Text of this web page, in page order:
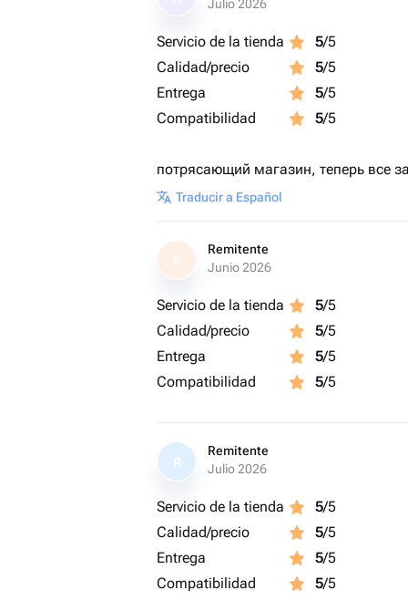
кнопку «написать», наши
подобрать ваш лучший подарок.
Julio 2026
Servicio de la tienda 5/5
Calidad/precio
5/5
Entrega
5/5
Compatibilidad
5/5
потрясающий магазин, теперь все
Traducir a Español
R
Remitente
Junio 2026
Servicio de la tienda 5/5
Calidad/precio
5/5
Entrega
5/5
Compatibilidad
5/5
R
Remitente
Julio 2026
Servicio de la tienda 5/5
Calidad/precio
5/5
Entrega
5/5
Compatibilidad
5/5